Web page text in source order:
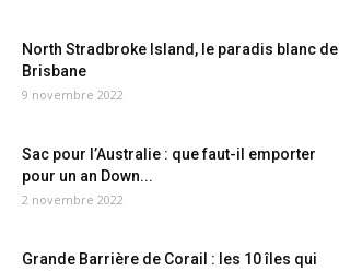
North Stradbroke Island, le paradis blanc de
Brisbane
9 novembre 2022
Sac pour l’Australie : que faut-il emporter
pour un an Down...
2 novembre 2022
Grande Barrière de Corail : les 10 îles qui